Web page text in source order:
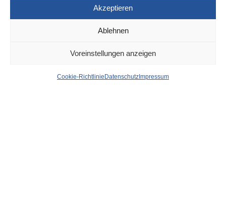
Akzeptieren
Ablehnen
Voreinstellungen anzeigen
Cookie-Richtlinie Datenschutz Impressum
Überdurchschnittlich viel
Betrieb am dritten
Adventssamstag